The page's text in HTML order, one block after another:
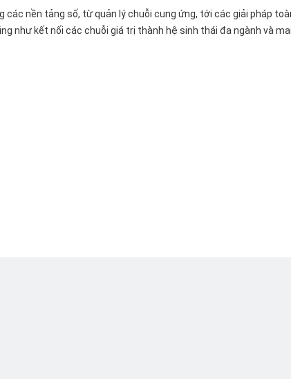
nền tảng số, từ quản lý chuỗi cung ứng, tới các giải pháp
như kết nối các chuỗi giá trị thành hệ sinh thái đa ngành và